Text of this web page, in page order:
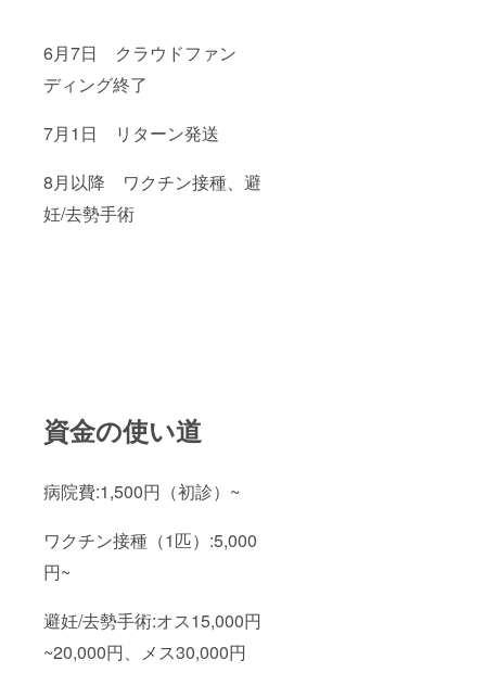
6月7日 クラウドファン
ディング終了
7月1日 リターン発送
8月以降 ワクチン接種、避
妊/去勢手術
資金の使い道
病院費:1,500円（初診）~
ワクチン接種（1匹）:5,000
円~
避妊/去勢手術:オス15,000円
~20,000円、メス30,000円